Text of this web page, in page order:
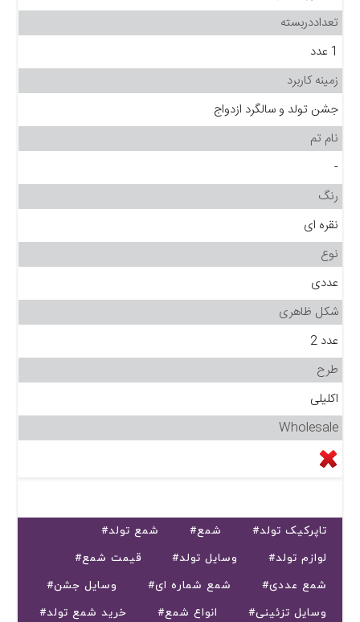
تعداددربسته
1 عدد
زمینه کاربرد
جشن تولد و سالگرد ازدواج
نام تم
-
رنگ
نقره ای
نوع
عددی
شکل ظاهری
عدد 2
طرح
اکلیلی
Wholesale
#تاپرکیک تولد #شمع
#شمع تولد
#لوازم تولد
#وسایل تولد
#قیمت شمع
#شمع عددی
#شمع شماره ای
#وسایل جشن
#وسایل تزئینی
#انواع شمع
#خرید شمع تولد